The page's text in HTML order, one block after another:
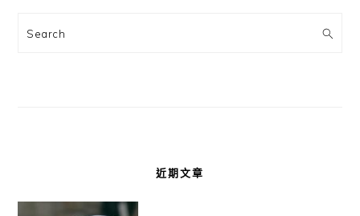
Search
近期文章